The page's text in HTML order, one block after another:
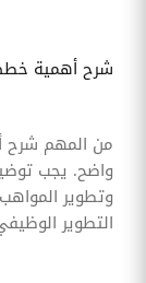
شرح أهمية
من المهم شرح
واضح. يجب
وتطوير
التطوير